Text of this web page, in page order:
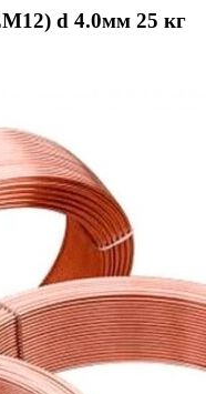
d 4.0мм 25 кг